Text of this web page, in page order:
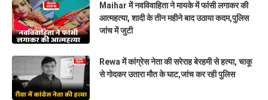
Maihar में नवविवाहिता ने मायके में फांसी लगाकर की
आत्महत्या, शादी के तीन महीने बाद उठाया कदम,पुलिस
जांच में जुटी
Rewa में कांग्रेस नेता की सरेराह बेरहमी से हत्या, चाकू
से गोदकर उतारा मौत के घाट,जांच कर रही पुलिस